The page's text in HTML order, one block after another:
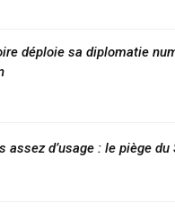
déploie sa diplomatie
assez d’usage : le piège du